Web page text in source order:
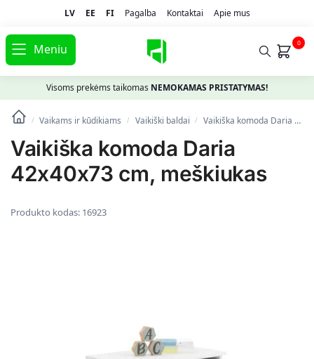
LV EE FI Pagalba Kontaktai Apie mus
Meniu 0
Visoms prekėms taikomas NEMOKAMAS PRISTATYMAS!
/ Vaikams ir kūdikiams / Vaikiški baldai / Vaikiška komoda Daria 42x40x73 cm, meškiukas
Vaikiška komoda Daria
42x40x73 cm, meškiukas
Produkto kodas: 16923